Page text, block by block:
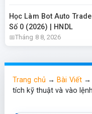
Học Làm Bot Auto
Số 0 (2026) | HNDL
Tháng 8 8, 2026
Trang chủ →Bài Viết→
tích kỹ thuật và vào